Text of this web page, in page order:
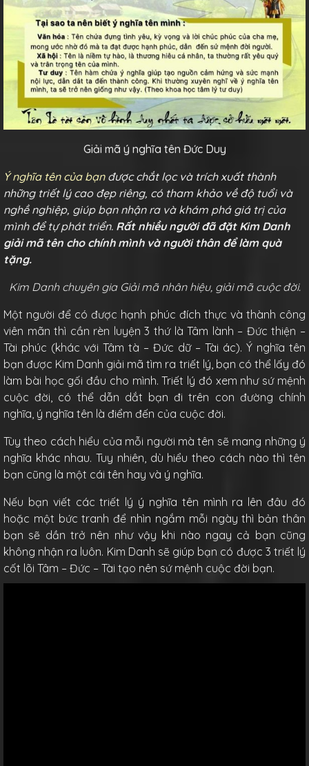
Giải mã ý nghĩa tên Đức Duy
Ý nghĩa tên của bạnđược chắt lọc và trích xuất thành
những triết lý cao đẹp riêng, có tham khảo về độ tuổi và
nghề nghiệp, giúp bạn nhận ra và khám phá giá trị của
mình để tự phát triển. Rất nhiều người đã đặt Kim Danh
giải mã tên cho chính mình và người thân để làm quà
tặng.
Kim Danh chuyên gia Giải mã nhân hiệu, giải mã cuộc đời.
Một người để có được hạnh phúc đích thực và thành công
viên mãn thì cần rèn luyện 3 thứ là Tâm lành – Đức thiện –
Tài phúc (khác với Tâm tà – Đức dữ – Tài ác). Ý nghĩa tên
bạn được Kim Danh giải mã tìm ra triết lý, bạn có thể lấy đó
làm bài học gối đầu cho mình. Triết lý đó xem như sứ mệnh
cuộc đời, có thể dẫn dắt bạn đi trên con đường chính
nghĩa, ý nghĩa tên là điểm đến của cuộc đời.
Tùy theo cách hiểu của mỗi người mà tên sẽ mang những ý
nghĩa khác nhau. Tuy nhiên, dù hiểu theo cách nào thì tên
bạn cũng là một cái tên hay và ý nghĩa.
Nếu bạn viết các triết lý ý nghĩa tên mình ra lên đâu đó
hoặc một bức tranh để nhìn ngắm mỗi ngày thì bản thân
bạn sẽ dần trở nên như vậy khi nào ngay cả bạn cũng
không nhận ra luôn. Kim Danh sẽ giúp bạn có được 3 triết lý
cốt lõi Tâm – Đức – Tài tạo nên sứ mệnh cuộc đời bạn.